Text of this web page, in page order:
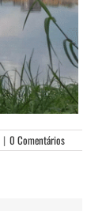
| 0 Comentários